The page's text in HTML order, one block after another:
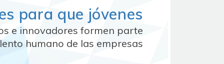
para que jóvenes
e innovadores formen parte
humano de las empresas